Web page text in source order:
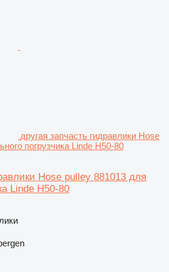
другая запчасть гидравлики Hose
погрузчика Linde H50-80
Hose pulley 881013 для
Linde H50-80